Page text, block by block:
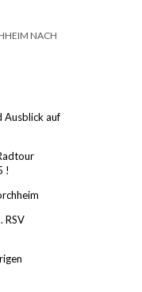
NACH
Ausblick auf
!
RSV